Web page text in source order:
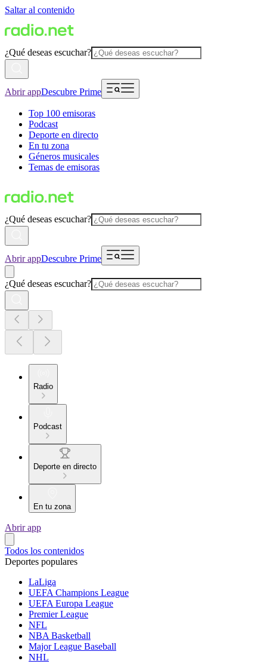
Saltar al contenido
¿Qué deseas escuchar?
Abrir appDescubre Prime
Top 100 emisoras
Podcast
Deporte en directo
En tu zona
Géneros musicales
Temas de emisoras
¿Qué deseas escuchar?
Abrir appDescubre Prime
¿Qué deseas escuchar?
Radio
Podcast
Deporte en directo
En tu zona
Abrir app
Todos los contenidos
Deportes populares
LaLiga
UEFA Champions League
UEFA Europa League
Premier League
NFL
NBA Basketball
Major League Baseball
NHL